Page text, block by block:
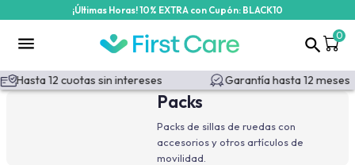
¡Últimas Horas! 10% EXTRA con Cupón: BLACK10
0
Hasta 12 cuotas sin intereses Garantía hasta 12 meses
Packs
Packs de sillas de ruedas con
accesorios y otros artículos de
movilidad.
/categoria-producto/sillas-de-ruedas/sillas-de-ruedas-